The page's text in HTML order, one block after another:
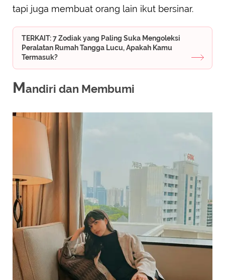
tapi juga membuat orang lain ikut bersinar.
TERKAIT: 7 Zodiak yang Paling Suka Mengoleksi
Peralatan Rumah Tangga Lucu, Apakah Kamu
Termasuk?
Mandiri dan Membumi